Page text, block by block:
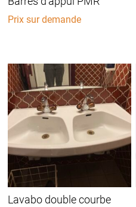
Prix sur demande
Lavabo double courbe